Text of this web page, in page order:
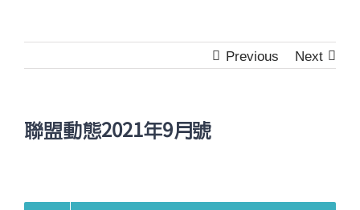
Previous Next
聯盟動態2021年9月號